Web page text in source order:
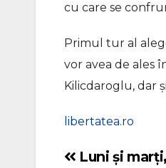
cu care se
Primul tur al
vor avea de ales
Kilicdaroglu, dar
libertatea.ro
Navigare
Luni și